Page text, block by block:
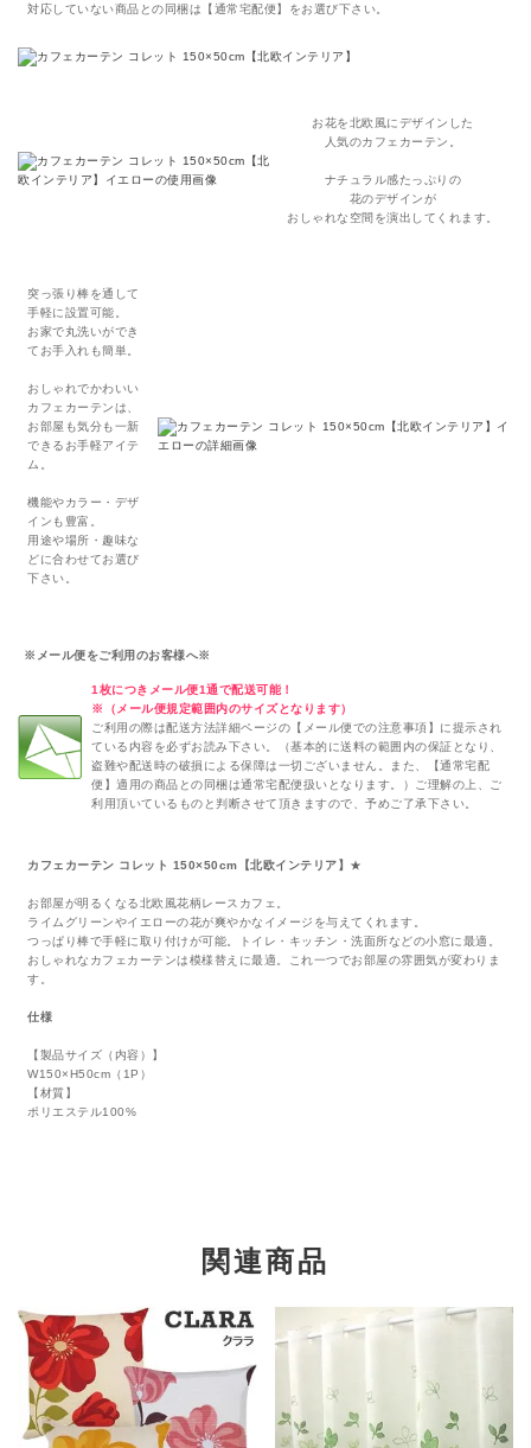
対応していない商品との同梱は【通常宅配便】をお選び下さい。
お花を北欧風にデザインした
人気のカフェカーテン。
ナチュラル感たっぷりの
花のデザインが
おしゃれな空間を演出してくれます。
突っ張り棒を通して
手軽に設置可能。
お家で丸洗いができ
てお手入れも簡単。
おしゃれでかわいい
カフェカーテンは、
お部屋も気分も一新
できるお手軽アイテ
ム。
機能やカラー・デザ
インも豊富。
用途や場所・趣味な
どに合わせてお選び
下さい。
※メール便をご利用のお客様へ※
1枚につきメール便1通で配送可能！
※（メール便規定範囲内のサイズとなります）
ご利用の際は配送方法詳細ページの【メール便での注意事項】に提示され
ている内容を必ずお読み下さい。（基本的に送料の範囲内の保証となり、
盗難や配送時の破損による保障は一切ございません。また、【通常宅配
便】適用の商品との同梱は通常宅配便扱いとなります。）ご理解の上、ご
利用頂いているものと判断させて頂きますので、予めご了承下さい。
カフェカーテン コレット 150×50cm【北欧インテリア】 ★
お部屋が明るくなる北欧風花柄レースカフェ。
ライムグリーンやイエローの花が爽やかなイメージを与えてくれます。
つっぱり棒で手軽に取り付けが可能。トイレ・キッチン・洗面所などの小窓に最適。
おしゃれなカフェカーテンは模様替えに最適。これ一つでお部屋の雰囲気が変わりま
す。
仕様
【製品サイズ（内容）】
W150×H50cm（1P）
【材質】
ポリエステル100%
関連商品